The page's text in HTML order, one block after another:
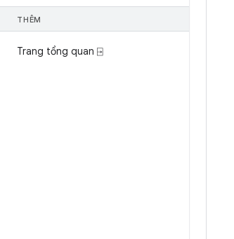
THÊM
Trang tổng quan ⍈